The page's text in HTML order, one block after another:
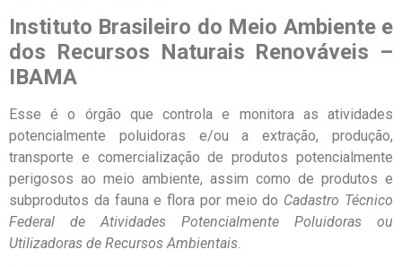
Instituto Brasileiro do Meio Ambiente e
dos Recursos Naturais Renováveis –
IBAMA
Esse é o órgão que controla e monitora as atividades
potencialmente poluidoras e/ou a extração, produção,
transporte e comercialização de produtos potencialmente
perigosos ao meio ambiente, assim como de produtos e
subprodutos da fauna e flora por meio do Cadastro Técnico
Federal de Atividades Potencialmente Poluidoras ou
Utilizadoras de Recursos Ambientais